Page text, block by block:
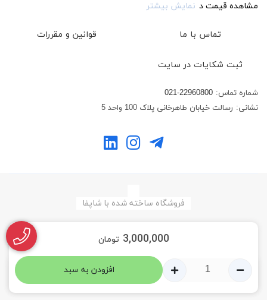
0
3,000,000 تومان
افزودن به سبد
مشاهده قیمت د نمایش بیشتر
تماس با ما قوانین و مقررات
ثبت شکایات در سایت
شماره تماس: 021-22960800
نشانی: رسالت خیابان طاهرخانی پلاک 100 واحد 5
فروشگاه ساخته شده با شاپفا